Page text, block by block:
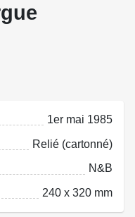
1er mai 1985
Relié (cartonné)
N&B
240 x 320 mm